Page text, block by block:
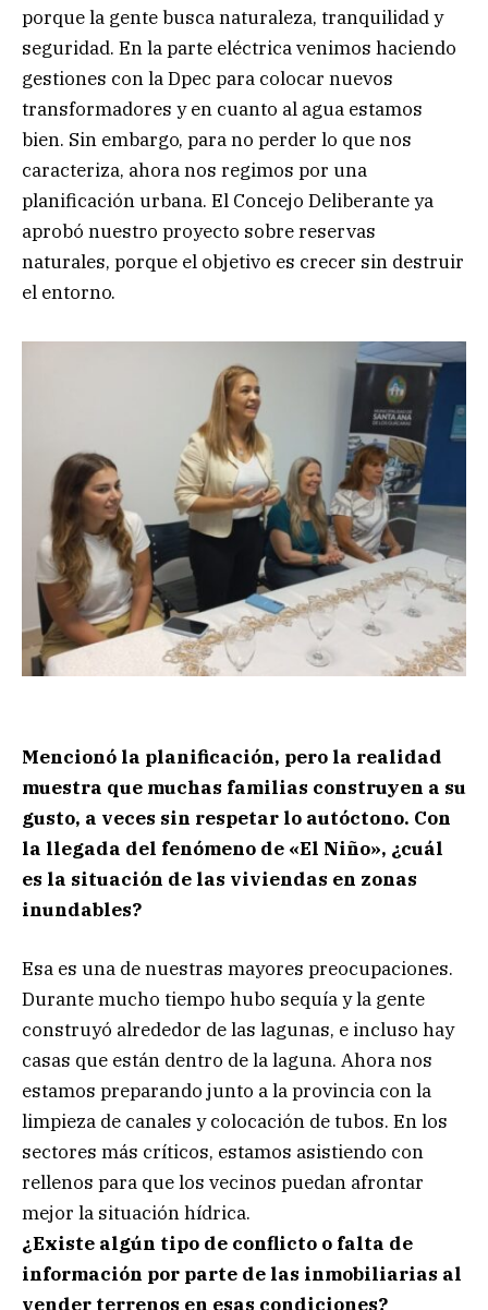
porque la gente busca naturaleza, tranquilidad y
seguridad. En la parte eléctrica venimos haciendo
gestiones con la Dpec para colocar nuevos
transformadores y en cuanto al agua estamos
bien. Sin embargo, para no perder lo que nos
caracteriza, ahora nos regimos por una
planificación urbana. El Concejo Deliberante ya
aprobó nuestro proyecto sobre reservas
naturales, porque el objetivo es crecer sin destruir
el entorno.
Mencionó la planificación, pero la realidad
muestra que muchas familias construyen a su
gusto, a veces sin respetar lo autóctono. Con
la llegada del fenómeno de «El Niño», ¿cuál
es la situación de las viviendas en zonas
inundables?
Esa es una de nuestras mayores preocupaciones.
Durante mucho tiempo hubo sequía y la gente
construyó alrededor de las lagunas, e incluso hay
casas que están dentro de la laguna. Ahora nos
estamos preparando junto a la provincia con la
limpieza de canales y colocación de tubos. En los
sectores más críticos, estamos asistiendo con
rellenos para que los vecinos puedan afrontar
mejor la situación hídrica.
¿Existe algún tipo de conflicto o falta de
información por parte de las inmobiliarias al
vender terrenos en esas condiciones?